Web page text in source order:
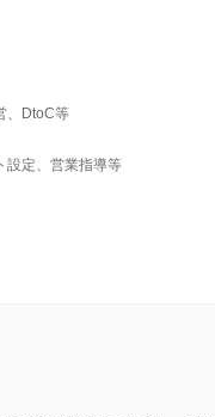
、DtoC等
設定、営業指導等